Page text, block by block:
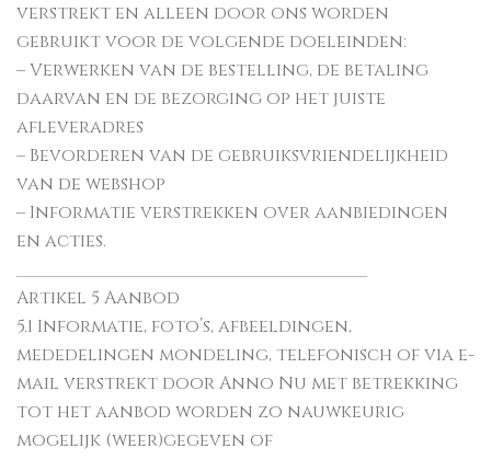
verstrekt en alleen door ons worden
gebruikt voor de volgende doeleinden:
– Verwerken van de bestelling, de betaling
daarvan en de bezorging op het juiste
afleveradres
– Bevorderen van de gebruiksvriendelijkheid
van de webshop
– Informatie verstrekken over aanbiedingen
en acties.
Artikel 5 Aanbod
5.1 Informatie, foto’s, afbeeldingen,
mededelingen mondeling, telefonisch of via e-
mail verstrekt door Anno Nu met betrekking
tot het aanbod worden zo nauwkeurig
mogelijk (weer)gegeven of